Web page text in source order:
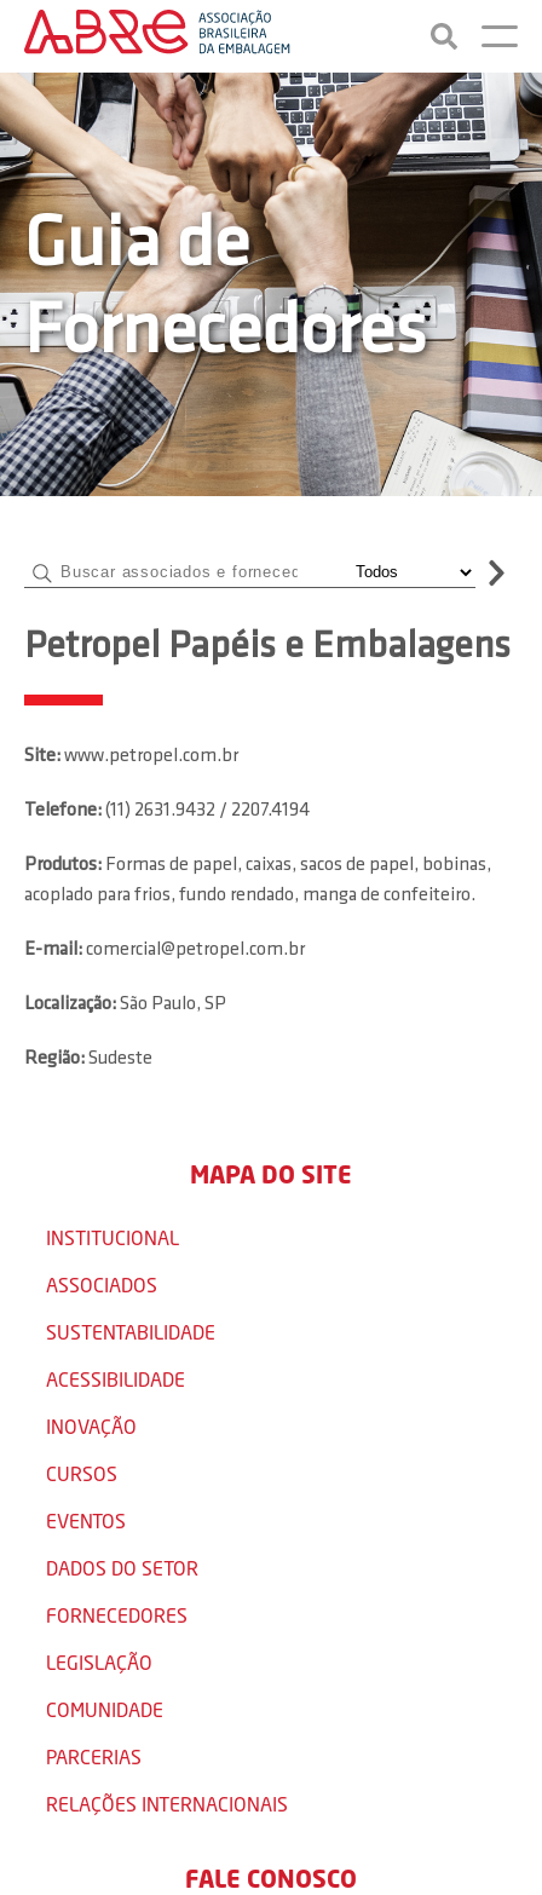
Guia de
Fornecedores
Petropel Papéis e Embalagens
Site:www.petropel.com.br
Telefone:(11) 2631.9432 / 2207.4194
Produtos: Formas de papel, caixas, sacos de papel, bobinas,
acoplado para frios, fundo rendado, manga de confeiteiro.
E-mail:comercial@petropel.com.br
Localização:São Paulo, SP
Região:Sudeste
MAPA DO SITE
INSTITUCIONAL
ASSOCIADOS
SUSTENTABILIDADE
ACESSIBILIDADE
INOVAÇÃO
CURSOS
EVENTOS
DADOS DO SETOR
FORNECEDORES
LEGISLAÇÃO
COMUNIDADE
PARCERIAS
RELAÇÕES INTERNACIONAIS
FALE CONOSCO